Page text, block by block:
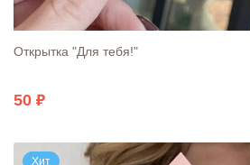
Открытка "Для тебя!"
50
Хит